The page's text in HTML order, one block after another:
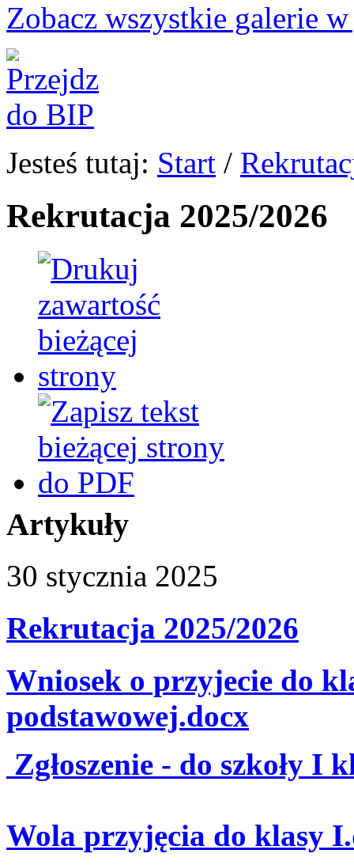
Zobacz wszystkie galerie
Jesteś tutaj: Start /
Rekrutacja 2025/2026
Artykuły
30 stycznia 2025
Rekrutacja 2025/2026
Wniosek o przyjecie do
podstawowej.docx
Zgłoszenie - do szkoły I
Wola przyjęcia do klasy